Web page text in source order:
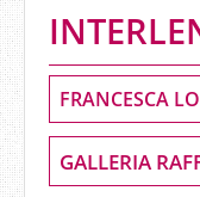
FRANCESCA
GALLERIA